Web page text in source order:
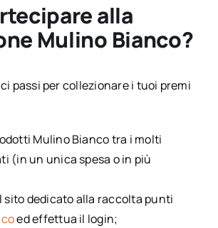
alla
Mulino Bianco?
passi per collezionare i tuoi premi
Mulino Bianco tra i molti
(in un unica spesa o in più
sito dedicato alla raccolta punti
ed effettua il login;